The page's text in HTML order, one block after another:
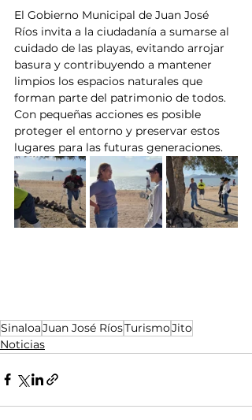
El Gobierno Municipal de Juan José
Ríos invita a la ciudadanía a sumarse al
cuidado de las playas, evitando arrojar
basura y contribuyendo a mantener
limpios los espacios naturales que
forman parte del patrimonio de todos.
Con pequeñas acciones es posible
proteger el entorno y preservar estos
lugares para las futuras generaciones.
SinaloaJuan José RíosTurismoJito
Noticias